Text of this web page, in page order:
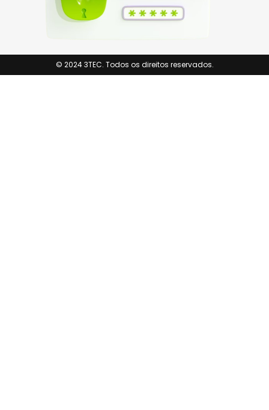
© 2024 3TEC. Todos os direitos reservados.